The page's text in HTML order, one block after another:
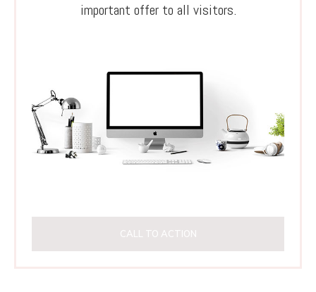
important offer to all visitors.
CALL TO ACTION